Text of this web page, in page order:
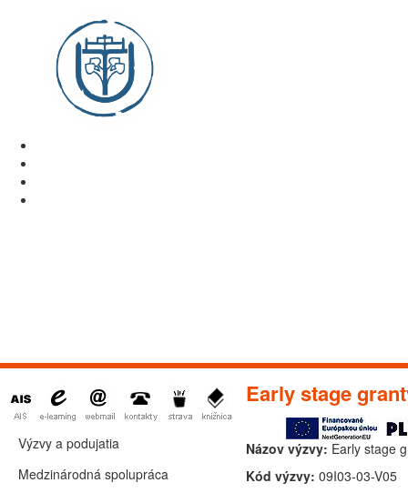
Early stage
Názov výzvy: Early stage
Kód výzvy: 09I03-03-V05
Výzvy a podujatia
Medzinárodná spolupráca